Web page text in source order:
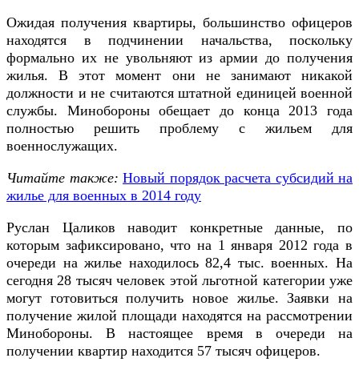
Ожидая получения квартиры, большинство офицеров
находятся в подчинении начальства, поскольку
формально их не увольняют из армии до получения
жилья. В этот момент они не занимают никакой
должности и не считаются штатной единицей военной
службы. Минобороны обещает до конца 2013 года
полностью решить проблему с жильем для
военнослужащих.
Читайте также: Новый порядок расчета субсидий на
жилье для военных в 2014 году
Руслан Цаликов наводит конкретные данные, по
которым зафиксировано, что на 1 января 2012 года в
очереди на жилье находилось 82,4 тыс. военных. На
сегодня 28 тысяч человек этой льготной категории уже
могут готовиться получить новое жилье. Заявки на
получение жилой площади находятся на рассмотрении
Минобороны. В настоящее время в очереди на
получении квартир находится 57 тысяч офицеров.